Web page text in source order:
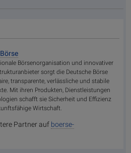
Börsenorganisation und innovativer
sorgt die Deutsche Börse
transparente, verlässliche und stabile
Mit ihren Produkten, Dienstleistungen
schafft sie Sicherheit und Effizienz
Wirtschaft.
Partner auf boerse-